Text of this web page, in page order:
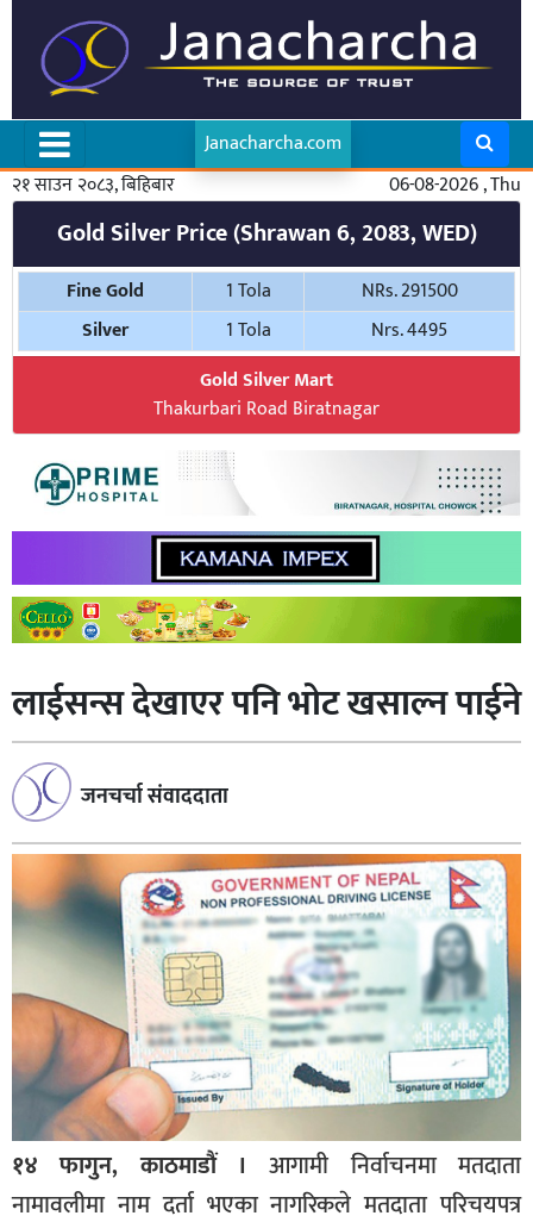
Janacharcha.com
२१ साउन २०८३, बिहिबार
06-08-2026 , Thu
Gold Silver Price (Shrawan 6, 2083, WED)
Fine Gold 1 Tola
NRs. 291500
Silver
1 Tola
Nrs. 4495
Gold Silver Mart
Thakurbari Road Biratnagar
लाईसन्स देखाएर पनि भाेट खसाल्न पाईने
जनचर्चा संवाददाता
१४ फागुन, काठमाडौं । आगामी निर्वाचनमा मतदाता
नामावलीमा नाम दर्ता भएका नागरिकले मतदाता परिचयपत्र